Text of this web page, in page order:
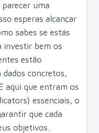
uma
esperas alcançar
sabes se estás
investir bem os
estão
concretos,
aqui que entram os
essenciais, o
que cada
objetivos.